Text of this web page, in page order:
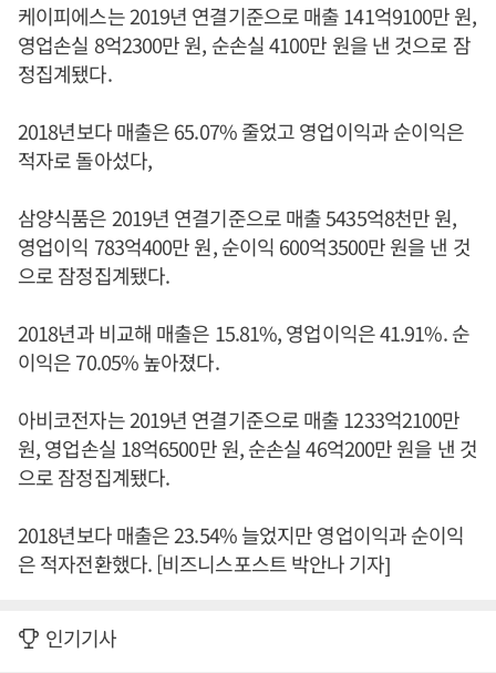
케이피에스는 2019년 연결기준으로 매출 141억9100만 원,
영업손실 8억2300만 원, 순손실 4100만 원을 낸 것으로 잠
정집계됐다.
2018년보다 매출은 65.07% 줄었고 영업이익과 순이익은
적자로 돌아섰다,
삼양식품은 2019년 연결기준으로 매출 5435억8천만 원,
영업이익 783억400만 원, 순이익 600억3500만 원을 낸 것
으로 잠정집계됐다.
2018년과 비교해 매출은 15.81%, 영업이익은 41.91%. 순
이익은 70.05% 높아졌다.
아비코전자는 2019년 연결기준으로 매출 1233억2100만
원, 영업손실 18억6500만 원, 순손실 46억200만 원을 낸 것
으로 잠정집계됐다.
2018년보다 매출은 23.54% 늘었지만 영업이익과 순이익
은 적자전환했다. [비즈니스포스트 박안나 기자]
인기기사